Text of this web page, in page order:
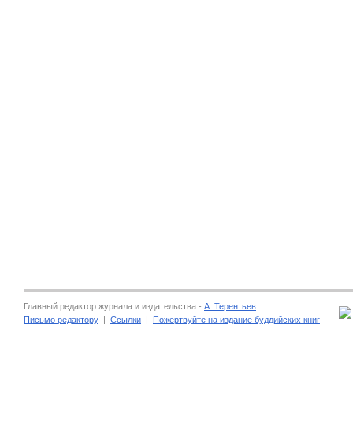
Главный редактор журнала и издательства - А. Терентьев
Письмо редактору | Ссылки | Пожертвуйте на издание буддийских книг